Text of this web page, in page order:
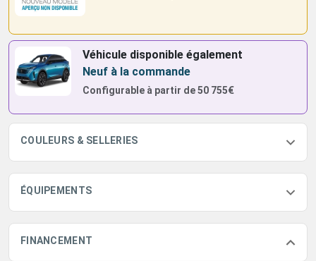
Véhicule disponible également
Neuf à la commande
Configurable à partir de50 755€
COULEURS & SELLERIES
ÉQUIPEMENTS
FINANCEMENT